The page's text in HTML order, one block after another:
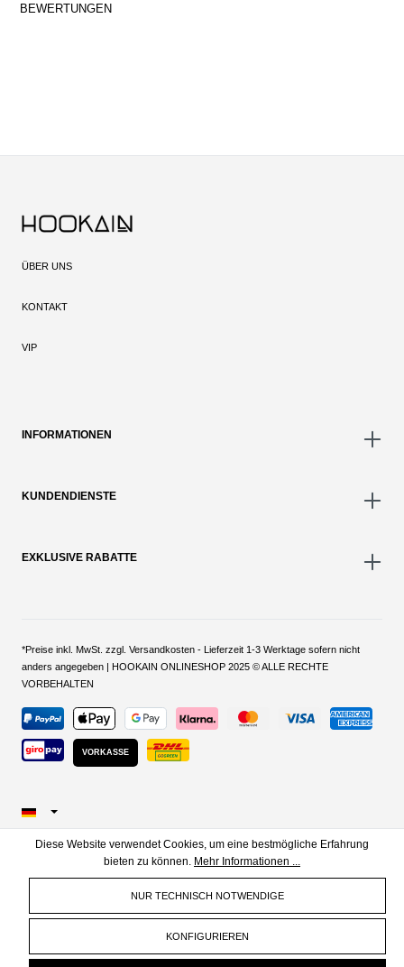
BEWERTUNGEN
ÜBER UNS
KONTAKT
VIP
INFORMATIONEN
KUNDENDIENSTE
EXKLUSIVE RABATTE
*Preise inkl. MwSt. zzgl. Versandkosten - Lieferzeit 1-3 Werktage sofern nicht
anders angegeben | HOOKAIN ONLINESHOP 2025 © ALLE RECHTE
VORBEHALTEN
VORKASSE
Diese Website verwendet Cookies, um eine bestmögliche Erfahrung
bieten zu können. Mehr Informationen ...
NUR TECHNISCH NOTWENDIGE
KONFIGURIEREN